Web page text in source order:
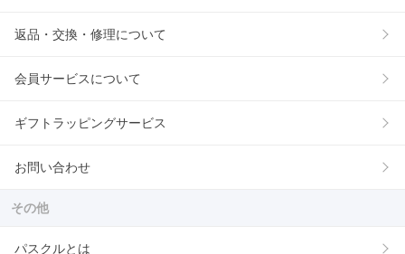
返品・交換・修理について
会員サービスについて
ギフトラッピングサービス
お問い合わせ
その他
パスクルとは